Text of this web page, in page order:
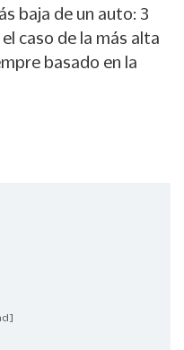
baja de un auto: 3
caso de la más alta
basado en la